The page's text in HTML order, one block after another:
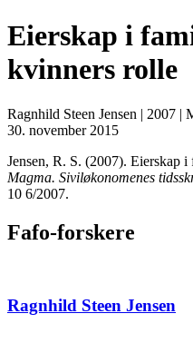
Eierskap i
kvinners rolle
Ragnhild Steen Jensen | 2007 |
30. november 2015
Jensen, R. S. (2007). Eierskap
Magma. Siviløkonomenes
10 6/2007.
Fafo-forskere
Ragnhild Steen Jensen